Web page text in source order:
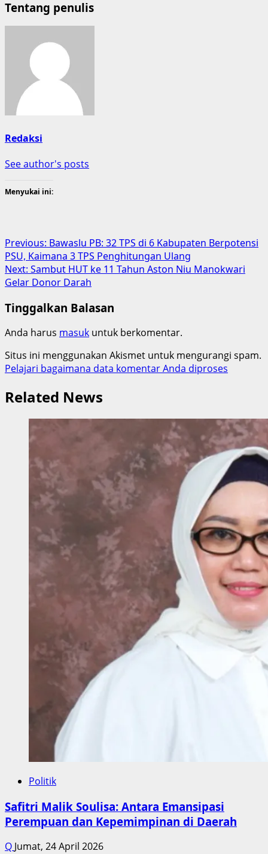
Tentang penulis
Redaksi
See author's posts
Menyukai ini:
Post
navigation
Previous: Bawaslu PB: 32 TPS di 6 Kabupaten Berpotensi
PSU, Kaimana 3 TPS Penghitungan Ulang
Next: Sambut HUT ke 11 Tahun Aston Niu Manokwari
Gelar Donor Darah
Tinggalkan Balasan
Anda harus masuk untuk berkomentar.
Situs ini menggunakan Akismet untuk mengurangi spam.
Pelajari bagaimana data komentar Anda diproses
Related News
Politik
Safitri Malik Soulisa: Antara Emansipasi
Perempuan dan Kepemimpinan di Daerah
Q Jumat, 24 April 2026